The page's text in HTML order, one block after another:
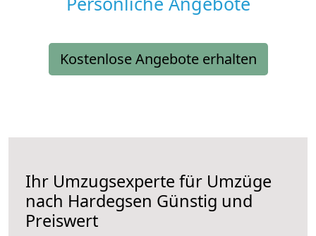
Kostenlose Angebote erhalten
Ihr Umzugsexperte für Umzüge
nach Hardegsen Günstig und
Preiswert